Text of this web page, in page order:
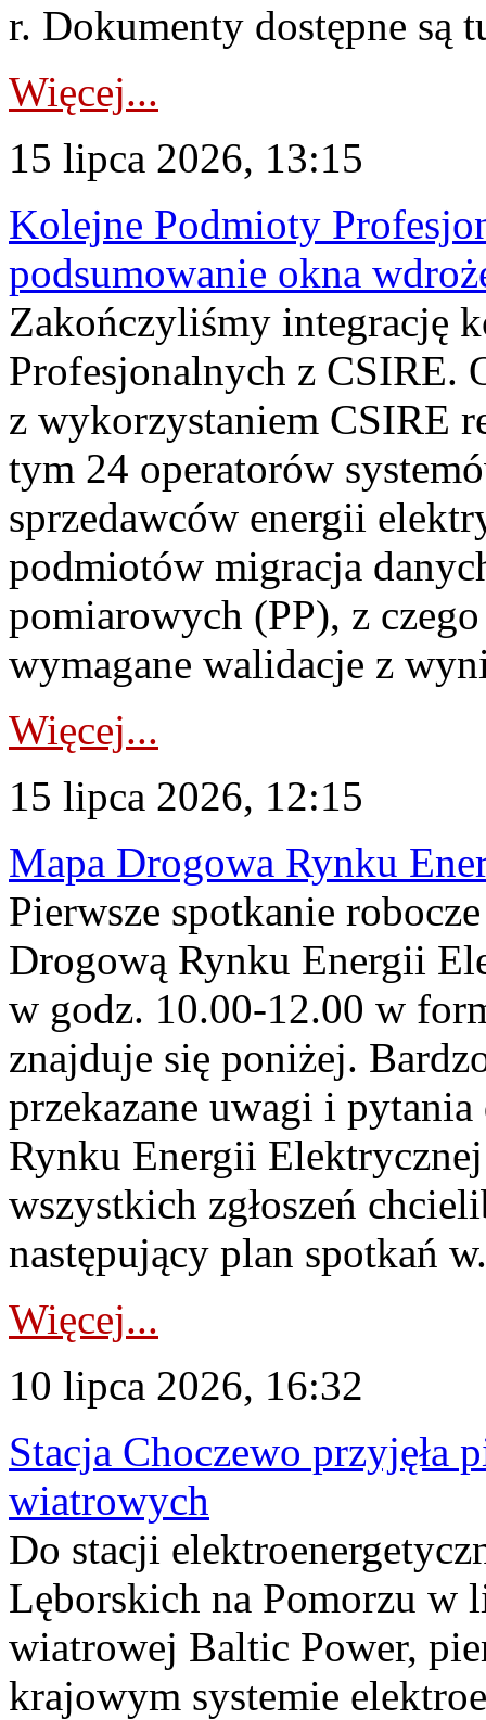
r. Dokumenty dostępne są
Więcej...
15 lipca 2026, 13:15
Kolejne Podmioty
podsumowanie okna
Zakończyliśmy integrację
Profesjonalnych z CSIRE.
z wykorzystaniem CSIRE
tym 24 operatorów
sprzedawców energii
podmiotów migracja
pomiarowych (PP), z
wymagane walidacje z
Więcej...
15 lipca 2026, 12:15
Mapa Drogowa Rynku
Pierwsze spotkanie
Drogową Rynku Energii
w godz. 10.00-12.00 w
znajduje się poniżej.
przekazane uwagi i
Rynku Energii
wszystkich zgłoszeń
następujący plan spotkań
Więcej...
10 lipca 2026, 16:32
Stacja Choczewo przyjęła
wiatrowych
Do stacji
Lęborskich na Pomorzu w
wiatrowej Baltic Power,
krajowym systemie